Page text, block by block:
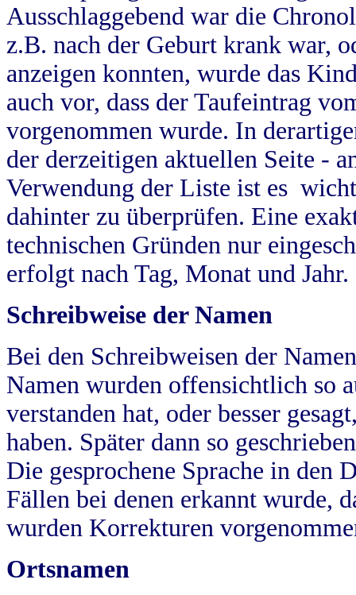
Ausschlaggebend war die
z.B. nach der Geburt krank war,
anzeigen konnten, wurde das
auch vor, dass der Taufeintrag
vorgenommen wurde. In
der derzeitigen aktuellen Seite -
Verwendung der Liste ist es
dahinter zu überprüfen. Eine
technischen Gründen nur
erfolgt nach Tag, Monat und Jahr.
Schreibweise der Namen
Bei den Schreibweisen der
Namen wurden offensichtlich so
verstanden hat, oder besser
haben. Später dann so
Die gesprochene Sprache in
Fällen bei denen erkannt wurde,
wurden Korrekturen
Ortsnamen